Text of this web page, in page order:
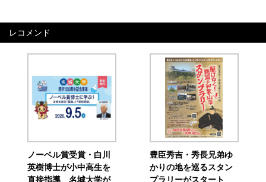
レコメンド
ノーベル賞受賞・白川
英樹博士が小中高生を
直接指導 名城大学が
豊臣秀吉・秀長兄弟ゆ
かりの地を巡るスタン
プラリーがスタート